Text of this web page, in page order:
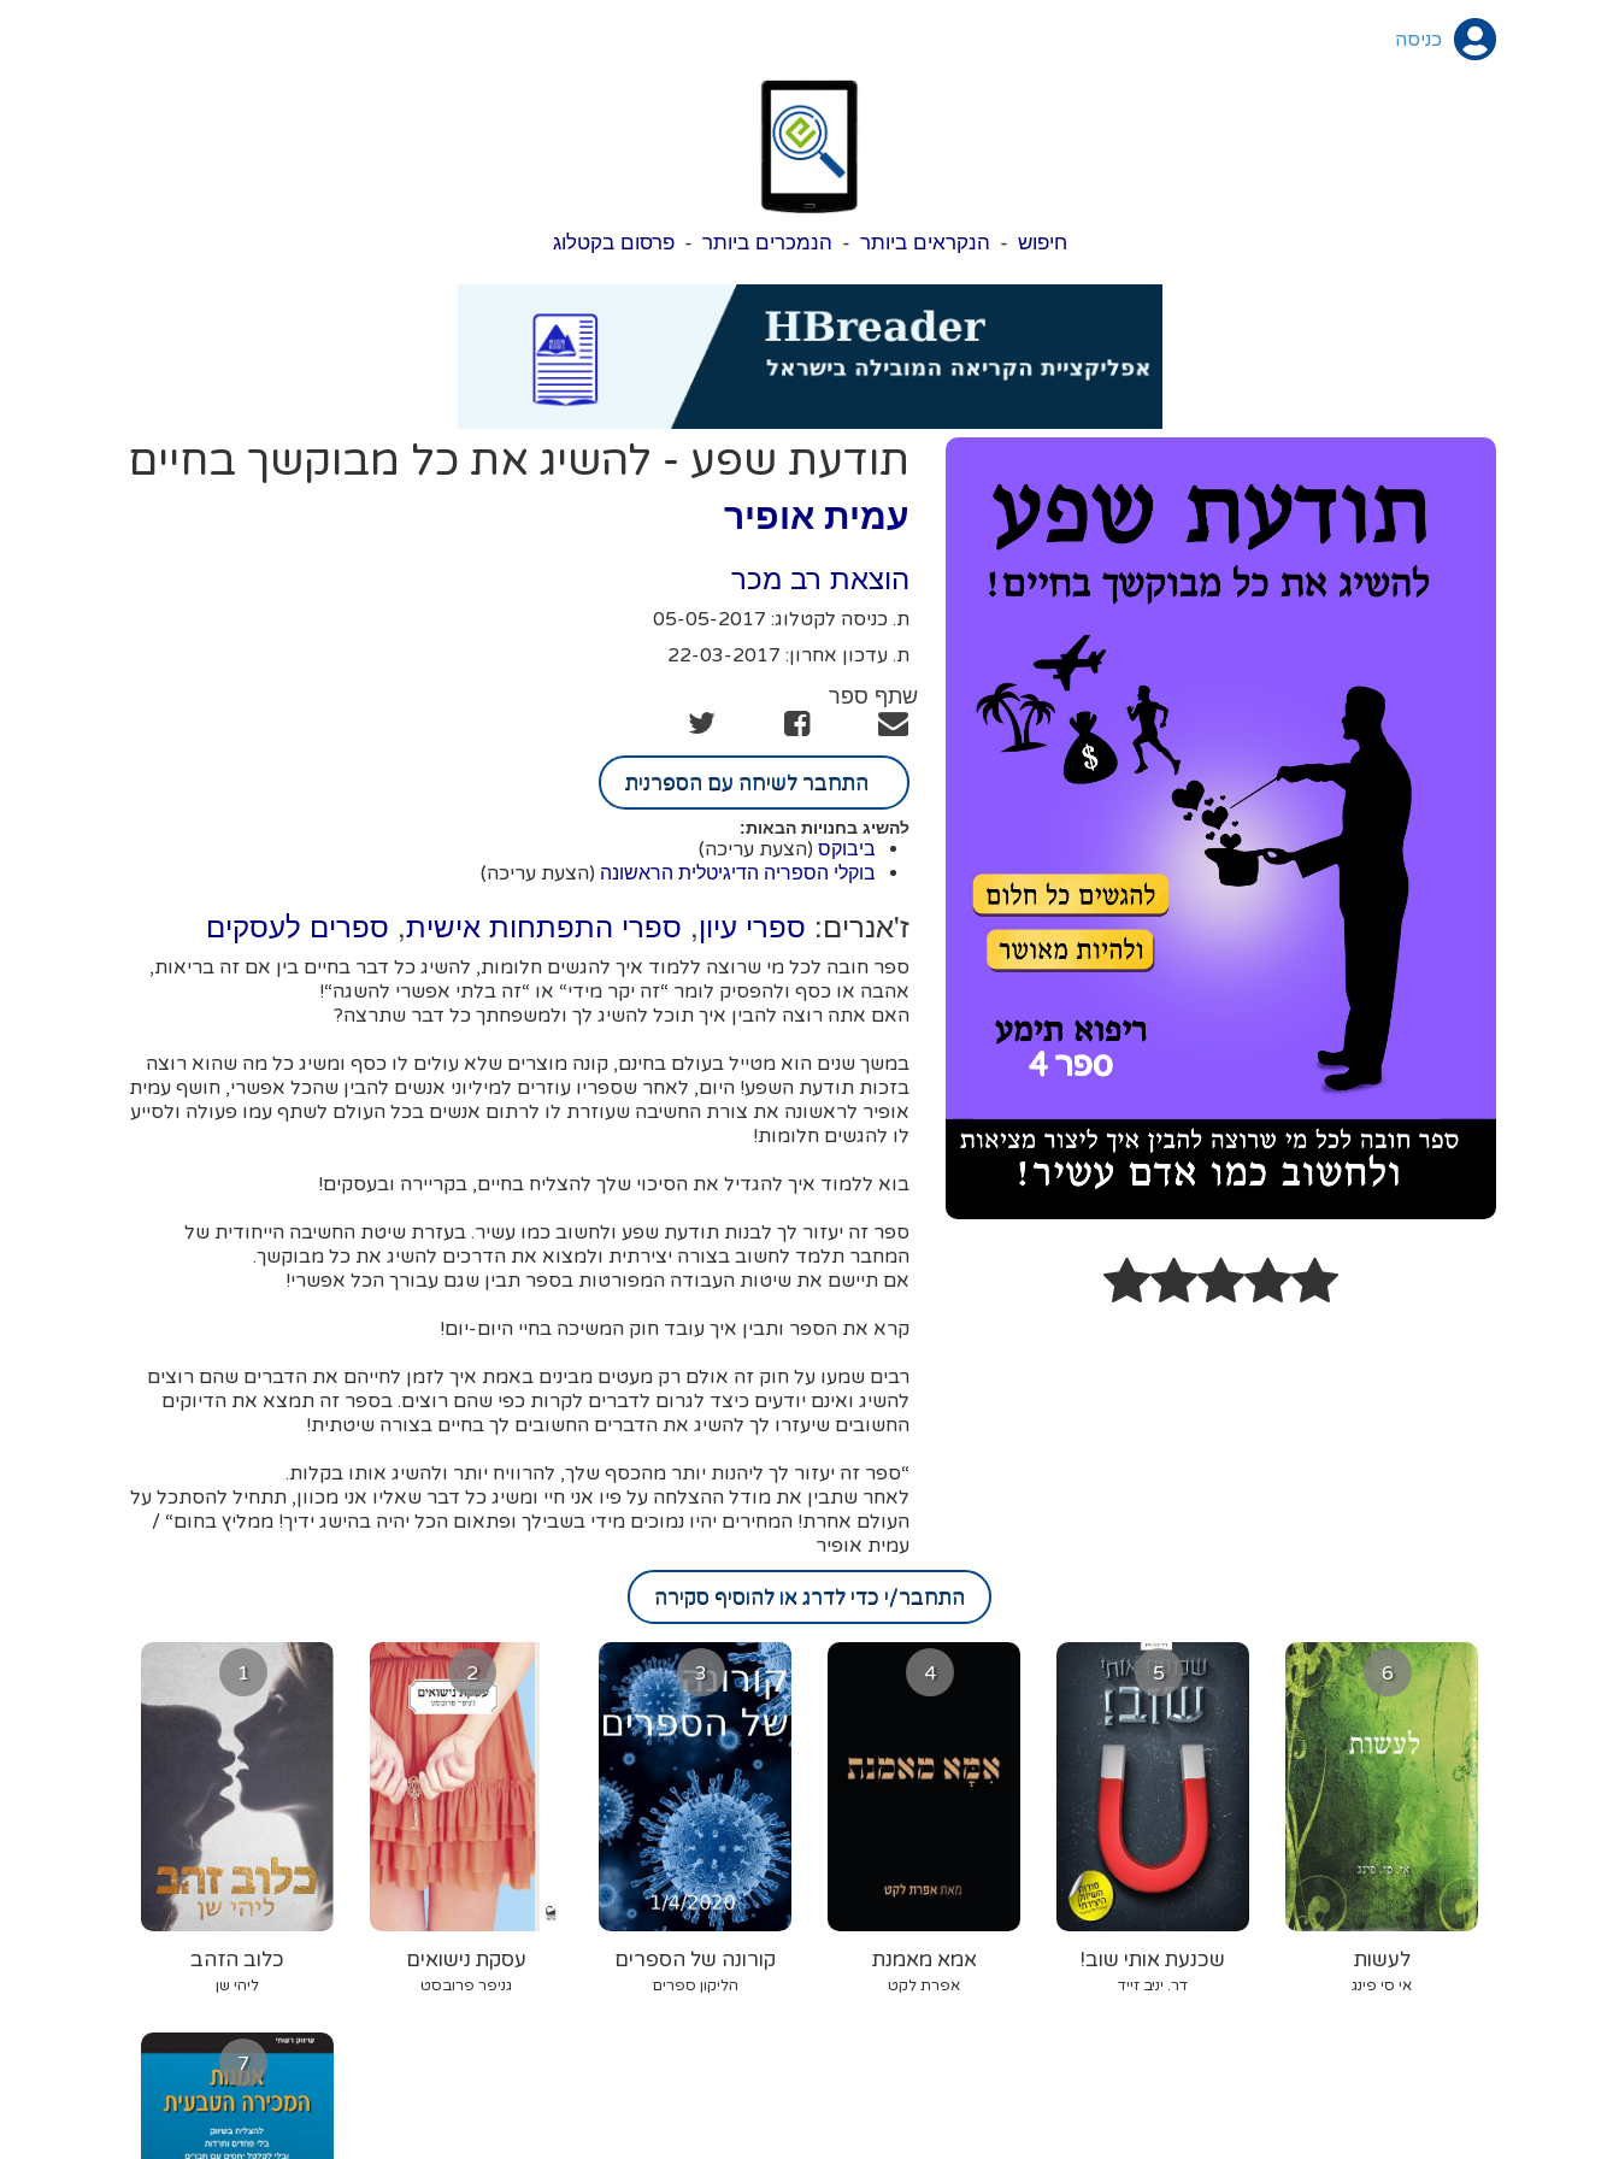
כניסה
חיפוש - הנקראים ביותר - הנמכרים ביותר -פרסום בקטלוג
תודעת שפע - להשיג את כל מבוקשך בחיים
עמית אופיר
הוצאת רב מכר
ת. כניסה לקטלוג: 05-05-2017
ת. עדכון אחרון: 22-03-2017
שתף ספר
התחבר לשיחה עם הספרנית
להשיג בחנויות הבאות:
ביבוקס (הצעת עריכה)
בוקלי הספריה הדיגיטלית הראשונה (הצעת עריכה)
ז'אנרים: ספרי עיון, ספרי התפתחות אישית, ספרים לעסקים
ספר חובה לכל מי שרוצה ללמוד איך להגשים חלומות, להשיג כל דבר בחיים בין אם זה בריאות,
אהבה או כסף ולהפסיק לומר “זה יקר מידי“ או “זה בלתי אפשרי להשגה“!
האם אתה רוצה להבין איך תוכל להשיג לך ולמשפחתך כל דבר שתרצה?
במשך שנים הוא מטייל בעולם בחינם, קונה מוצרים שלא עולים לו כסף ומשיג כל מה שהוא רוצה
בזכות תודעת השפע! היום, לאחר שספריו עוזרים למיליוני אנשים להבין שהכל אפשרי, חושף עמית
אופיר לראשונה את צורת החשיבה שעוזרת לו לרתום אנשים בכל העולם לשתף עמו פעולה ולסייע
לו להגשים חלומות!
בוא ללמוד איך להגדיל את הסיכוי שלך להצליח בחיים, בקריירה ובעסקים!
ספר זה יעזור לך לבנות תודעת שפע ולחשוב כמו עשיר. בעזרת שיטת החשיבה הייחודית של
המחבר תלמד לחשוב בצורה יצירתית ולמצוא את הדרכים להשיג את כל מבוקשך.
אם תיישם את שיטות העבודה המפורטות בספר תבין שגם עבורך הכל אפשרי!
קרא את הספר ותבין איך עובד חוק המשיכה בחיי היום-יום!
רבים שמעו על חוק זה אולם רק מעטים מבינים באמת איך לזמן לחייהם את הדברים שהם רוצים
להשיג ואינם יודעים כיצד לגרום לדברים לקרות כפי שהם רוצים. בספר זה תמצא את הדיוקים
החשובים שיעזרו לך להשיג את הדברים החשובים לך בחיים בצורה שיטתית!
“ספר זה יעזור לך ליהנות יותר מהכסף שלך, להרוויח יותר ולהשיג אותו בקלות.
לאחר שתבין את מודל ההצלחה על פיו אני חיי ומשיג כל דבר שאליו אני מכוון, תתחיל להסתכל על
העולם אחרת! המחירים יהיו נמוכים מידי בשבילך ופתאום הכל יהיה בהישג ידיך! ממליץ בחום“ /
עמית אופיר
התחבר/י כדי לדרג או להוסיף סקירה
1
כלוב הזהב
ליהי שן
2
עסקת נישואים
גניפר פרובסט
3
קורונה של הספרים
הליקון ספרים
4
אמא מאמנת
אפרת לקט
5
שכנעת אותי שוב!
דר. יניב זייד
6
לעשות
אי סי פינג
7